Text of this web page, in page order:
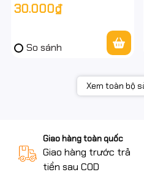
- có tiếp mát ở đầu trống - full
30.000₫
So sánh
Xem toàn bộ
Giao hàng toàn quốc
Giao hàng trước trả
tiền sau COD